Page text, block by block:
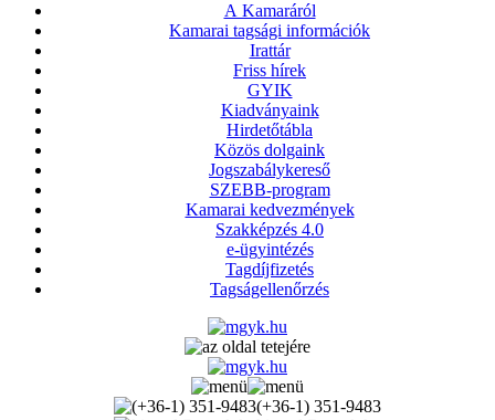
A Kamaráról
Kamarai tagsági információk
Irattár
Friss hírek
GYIK
Kiadványaink
Hirdetőtábla
Közös dolgaink
Jogszabálykereső
SZEBB-program
Kamarai kedvezmények
Szakképzés 4.0
e-ügyintézés
Tagdíjfizetés
Tagságellenőrzés
(+36-1) 351-9483